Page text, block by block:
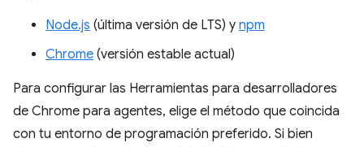
Node.js (última versión de LTS) y npm
Chrome (versión estable actual)
Para configurar las Herramientas para desarrolladores
de Chrome para agentes, elige el método que coincida
con tu entorno de programación preferido. Si bien